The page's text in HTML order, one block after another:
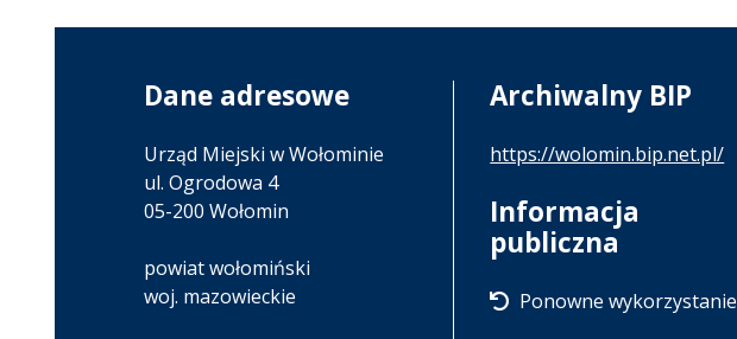
Dane adresowe
Urząd Miejski w Wołominie
ul. Ogrodowa 4
05-200 Wołomin
powiat wołomiński
woj. mazowieckie
Archiwalny BIP
https://wolomin.bip.net.pl/
Informacja
publiczna
Ponowne wykorzystanie